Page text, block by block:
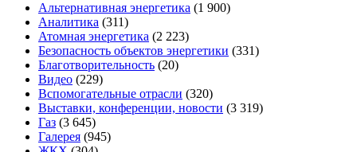
Альтернативная энергетика (1 900)
Аналитика (311)
Атомная энергетика (2 223)
Безопасность объектов энергетики (331)
Благотворительность (20)
Видео (229)
Вспомогательные отрасли (320)
Выставки, конференции, новости (3 319)
Газ (3 645)
Галерея (945)